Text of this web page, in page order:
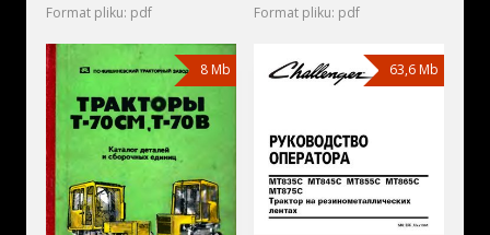
Format pliku: pdf Format pliku: pdf
8 Mb 63,6 Mb